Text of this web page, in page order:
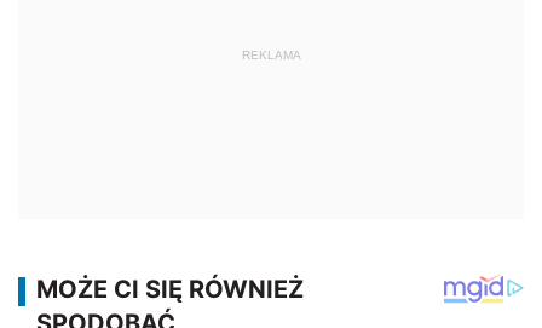
REKLAMA